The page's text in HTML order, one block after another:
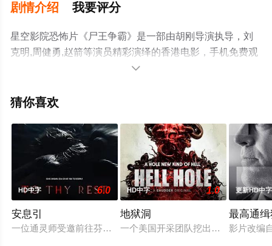
剧情介绍 我要评分
星空影院恐怖片《尸王争霸》是一部由胡刚导演执导，刘
克明,周健勇,赵箭等演员精彩演绎的香港电影，手机免费观
看高清未删减完整版电影大全就上星空电影网，更多相关

猜你喜欢
HD中字 6.0
安息引
一位通灵师受邀前往芬兰神秘酒店主持降灵仪式，却在现实与
HD中字 1.0
地狱洞
一个美国开采团队挖出了一个拿破
更新HD中字
最高通
影片改编